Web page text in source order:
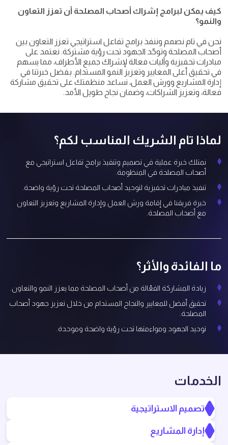
كيف يمكن لبرامج إشراك أصحاب المصلحة أن تعزز التعاون
والنمو؟
نحن في تام نصمم وننفذ برامج تفاعل استراتيجي تعزز التعاون بين
أصحاب المصلحة وتوحّد الجهود تحت رؤية مشتركة. نعتمد على
مبادرات تحفيزية وآليات فعالة لإشراك جميع الأطراف، مما يسهم
في تحقيق أعلى المعايير وتعزيز النمو المستدام. بفضل خبرتنا في
إدارة المشاريع وورش العمل، نساعد منظمتك على تحقيق مشاركة
فعالة، وتعزيز الشراكات، وضمان نجاح طويل الأمد.
لماذا تام الشريك المناسب لكم؟
نمتلك خبرة عملية في تصميم وتنفيذ برامج تفاعل استراتيجي مع
أصحاب المصلحة في المنظومة.
تنفيذ مبادرات تحفيزية لتوحيد أصحاب المصلحة تحت رؤية واضحة.
خبرة فريقنا في إقامة ورش العمل وإدارة المشاريع وتعزيز التعاون
مع أصحاب المصلحة.
ما الفائدة والأثر؟
زيادة المشاركة الفعّالة من أصحاب المصلحة مما يعزز النمو والتعاون.
تحقيق أفضل للمعايير والنجاح المستدام من خلال تعزيز جهود أصحاب
المصلحة.
توحيد الجهود ومواءمتها تحت رؤية واضحة وموحدة.
الخدمات
تصميم الاستراتيجية
إدارة المشاريع